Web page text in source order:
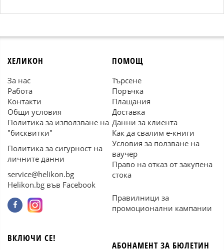
ХЕЛИКОН
За нас
Работа
Контакти
Общи условия
Политика за използване на
"бисквитки"
Политика за сигурност на
личните данни
service@helikon.bg
Helikon.bg във Facebook
ПОМОЩ
Търсене
Поръчка
Плащания
Доставка
Данни за клиента
Как да свалим е-книги
Условия за ползване на
ваучер
Право на отказ от закупена
стока
Правилници за
промоционални кампании
ВКЛЮЧИ СЕ!
АБОНАМЕНТ ЗА БЮЛЕТИН